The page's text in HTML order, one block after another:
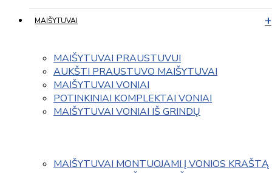
MAIŠYTUVAI
MAIŠYTUVAI PRAUSTUVUI
AUKŠTI PRAUSTUVO MAIŠYTUVAI
MAIŠYTUVAI VONIAI
POTINKINIAI KOMPLEKTAI VONIAI
MAIŠYTUVAI VONIAI IŠ GRINDŲ
MAIŠYTUVAI MONTUOJAMI Į VONIOS KRAŠTĄ